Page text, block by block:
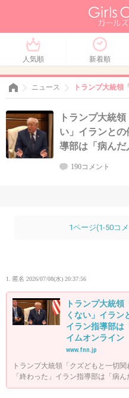
人気順 新着順
ニュース トランプ大統
トランプ大統
い」イランと
導部は「病んだ
190コメント
1ページ(1-50コ
1. 匿名 2026/07/08(水) 20:37:56
トランプ大統領
くない」イラン
イラン指導部は
イムオンライン
www.fnn.jp
トランプ大統領「クズどもと一切
「終わった」イラン指導部は「病